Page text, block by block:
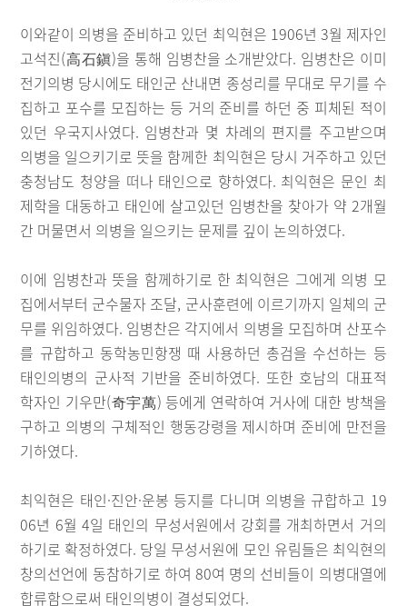
이와같이 의병을 준비하고 있던 최익현은 1906년 3월 제자인
고석진(高石鎭)을 통해 임병찬을 소개받았다. 임병찬은 이미
전기의병 당시에도 태인군 산내면 종성리를 무대로 무기를 수
집하고 포수를 모집하는 등 거의 준비를 하던 중 피체된 적이
있던 우국지사였다. 임병찬과 몇 차례의 편지를 주고받으며
의병을 일으키기로 뜻을 함께한 최익현은 당시 거주하고 있던
충청남도 청양을 떠나 태인으로 향하였다. 최익현은 문인 최
제학을 대동하고 태인에 살고있던 임병찬을 찾아가 약 2개월
간 머물면서 의병을 일으키는 문제를 깊이 논의하였다.
이에 임병찬과 뜻을 함께하기로 한 최익현은 그에게 의병 모
집에서부터 군수물자 조달, 군사훈련에 이르기까지 일체의 군
무를 위임하였다. 임병찬은 각지에서 의병을 모집하며 산포수
를 규합하고 동학농민항쟁 때 사용하던 총검을 수선하는 등
태인의병의 군사적 기반을 준비하였다. 또한 호남의 대표적
학자인 기우만(奇宇萬) 등에게 연락하여 거사에 대한 방책을
구하고 의병의 구체적인 행동강령을 제시하며 준비에 만전을
기하였다.
최익현은 태인·진안·운봉 등지를 다니며 의병을 규합하고 19
06년 6월 4일 태인의 무성서원에서 강회를 개최하면서 거의
하기로 확정하였다. 당일 무성서원에 모인 유림들은 최익현의
창의선언에 동참하기로 하여 80여 명의 선비들이 의병대열에
합류함으로써 태인의병이 결성되었다.